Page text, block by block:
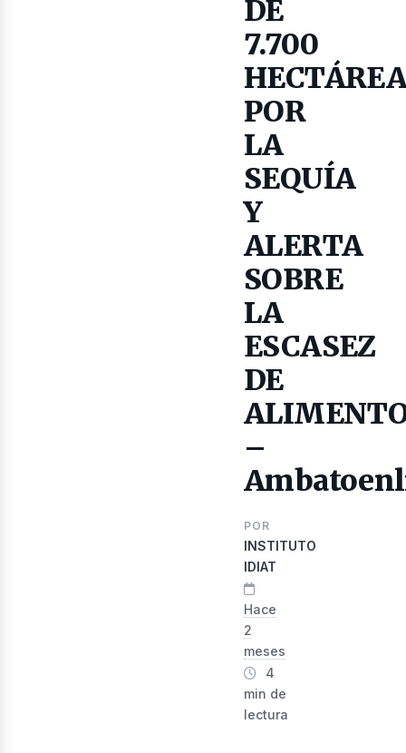
DE
7.700
POR
LA
SEQUÍA
Y
ALERTA
SOBRE
LA
ESCASEZ
DE
–
POR
INSTITUTO
IDIAT
Hace
2
meses
4
min de
lectura